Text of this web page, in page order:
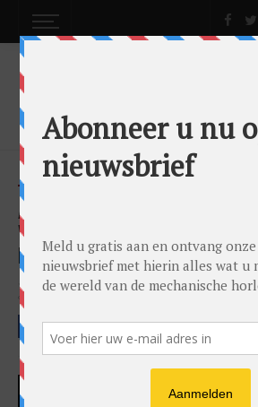
AUDEMARS PIGUET × SWATCH:
VERJONGING OF GEVAARLIJKE
MERKVERWATERING?
News by 0024 Editorial Team on 15/05/2026
FACEBOOK